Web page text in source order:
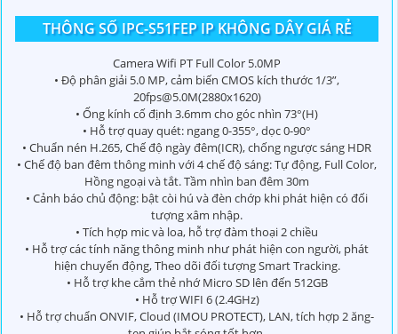
THÔNG SỐ IPC-S51FEP IP KHÔNG DÂY GIÁ RẺ
Camera Wifi PT Full Color 5.0MP
• Độ phân giải 5.0 MP, cảm biến CMOS kích thước 1/3”,
20fps@5.0M(2880x1620)
• Ống kính cố định 3.6mm cho góc nhìn 73°(H)
• Hỗ trợ quay quét: ngang 0-355°, dọc 0-90°
• Chuẩn nén H.265, Chế độ ngày đêm(ICR), chống ngược sáng HDR
• Chế độ ban đêm thông minh với 4 chế độ sáng: Tự động, Full Color,
Hồng ngoại và tắt. Tầm nhìn ban đêm 30m
• Cảnh báo chủ động: bật còi hú và đèn chớp khi phát hiện có đối
tượng xâm nhập.
• Tích hợp mic và loa, hỗ trợ đàm thoại 2 chiều
• Hỗ trợ các tính năng thông minh như phát hiện con người, phát
hiện chuyển động, Theo dõi đối tượng Smart Tracking.
• Hỗ trợ khe cắm thẻ nhớ Micro SD lên đến 512GB
• Hỗ trợ WIFI 6 (2.4GHz)
• Hỗ trợ chuẩn ONVIF, Cloud (IMOU PROTECT), LAN, tích hợp 2 ăng-